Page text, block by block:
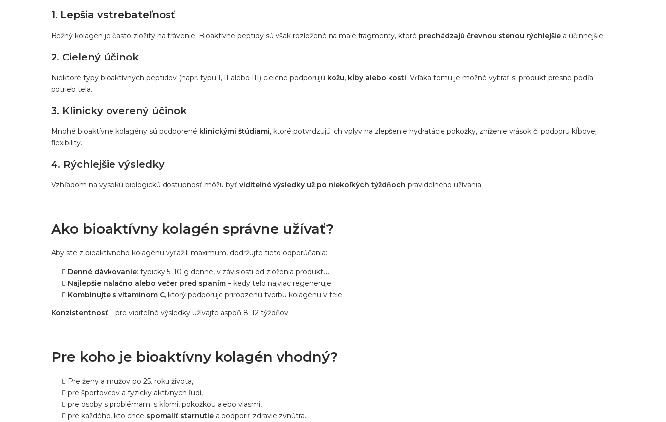
1. Lepšia vstrebateľnosť
Bežný kolagén je často zložitý na trávenie. Bioaktívne peptidy sú však rozložené na malé fragmenty, ktoré prechádzajú črevnou stenou rýchlejšie a účinnejšie.
2. Cielený účinok
Niektoré typy bioaktívnych peptidov (napr. typu I, II alebo III) cielene podporujú kožu, kĺby alebo kosti. Vďaka tomu je možné vybrať si produkt presne podľa
potrieb tela.
3. Klinicky overený účinok
Mnohé bioaktívne kolagény sú podporené klinickými štúdiami, ktoré potvrdzujú ich vplyv na zlepšenie hydratácie pokožky, zníženie vrások či podporu kĺbovej
flexibility.
4. Rýchlejšie výsledky
Vzhľadom na vysokú biologickú dostupnosť môžu byť viditeľné výsledky už po niekoľkých týždňoch pravidelného užívania.
Ako bioaktívny kolagén správne užívať?
Aby ste z bioaktívneho kolagénu vyťažili maximum, dodržujte tieto odporúčania:
Denné dávkovanie: typicky 5–10 g denne, v závislosti od zloženia produktu.
Najlepšie nalačno alebo večer pred spaním – kedy telo najviac regeneruje.
Kombinujte s vitamínom C, ktorý podporuje prirodzenú tvorbu kolagénu v tele.
Konzistentnosť – pre viditeľné výsledky užívajte aspoň 8–12 týždňov.
Pre koho je bioaktívny kolagén vhodný?
Pre ženy a mužov po 25. roku života,
pre športovcov a fyzicky aktívnych ľudí,
pre osoby s problémami s kĺbmi, pokožkou alebo vlasmi,
pre každého, kto chce spomaliť starnutie a podporiť zdravie zvnútra.